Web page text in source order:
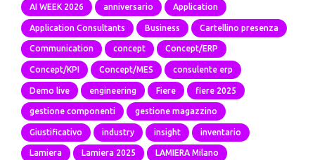
AI WEEK 2026 anniversario Application
Application Consultants Business Cartellino presenza
Communication concept Concept/ERP
Concept/KPI Concept/MES consulente erp
Demo live engineering Fiere fiere 2025
gestione componenti gestione magazzino
Giustificativo industry insight inventario
Lamiera Lamiera 2025 LAMIERA Milano